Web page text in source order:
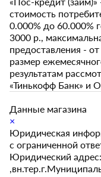
стоимость
0.000% до 60.000%
3000 р.,
предоставления -
размер
результатам
«Тинькофф Банк»
Данные магазина
×
Юридическая
с ограниченной
Юридический